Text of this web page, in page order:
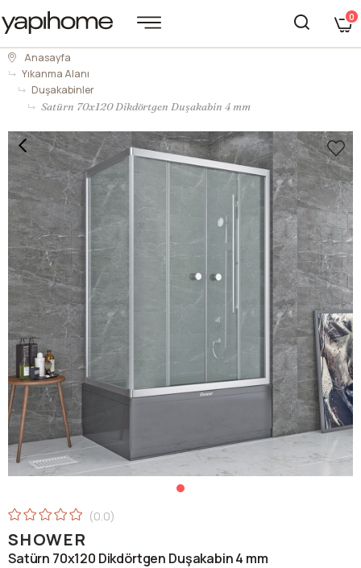
0
Anasayfa
Yıkanma Alanı
Duşakabinler
Satürn 70x120 Dikdörtgen Duşakabin 4 mm
0.0
SHOWER
Satürn 70x120 Dikdörtgen Duşakabin 4 mm